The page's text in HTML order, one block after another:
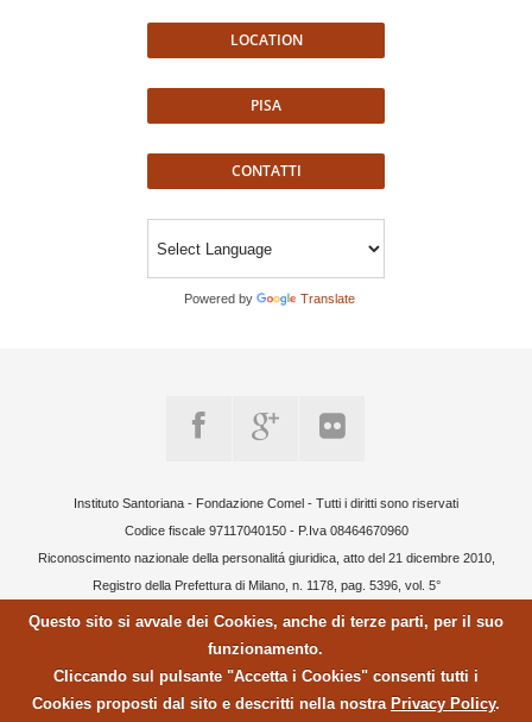
LOCATION
PISA
CONTATTI
Powered by Translate
Instituto Santoriana - Fondazione Comel - Tutti i diritti sono riservati
Codice fiscale 97117040150 - P.Iva 08464670960
Riconoscimento nazionale della personalitá giuridica, atto del 21 dicembre 2010,
Registro della Prefettura di Milano, n. 1178, pag. 5396, vol. 5°
Questo sito si avvale dei Cookies, anche di terze parti, per il suo
funzionamento.
Cliccando sul pulsante "Accetta i Cookies" consenti tutti i
Cookies proposti dal sito e descritti nella nostra Privacy Policy.